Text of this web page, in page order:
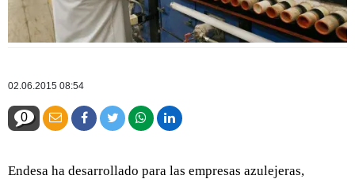
02.06.2015 08:54
0
Endesa ha desarrollado para las empresas azulejeras,